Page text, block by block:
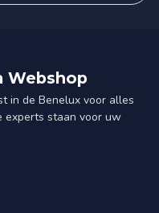
Webshop
in de Benelux voor alles
experts staan voor uw